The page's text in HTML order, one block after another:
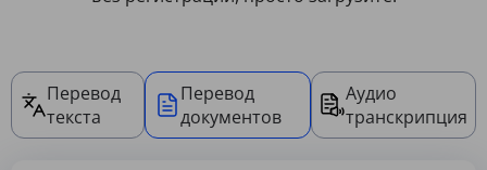
Перевод
текста
Перевод
документов
Аудио
транскрипция